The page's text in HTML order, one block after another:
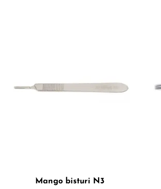
Mango bisturi N3